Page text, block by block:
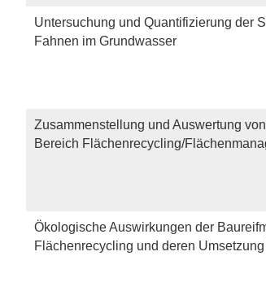
Untersuchung und Quantifizierung der
Fahnen im Grundwasser
Zusammenstellung und Auswertung
Bereich Flächenrecycling/
Ökologische Auswirkungen der
Flächenrecycling und deren